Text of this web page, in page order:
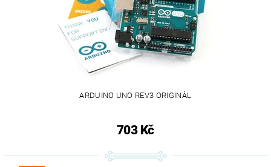
ARDUINO UNO REV3 ORIGINÁL
703 Kč